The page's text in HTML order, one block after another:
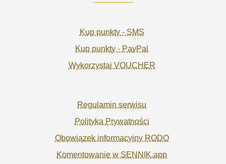
Kup punkty - SMS
Kup punkty - PayPal
Wykorzystaj VOUCHER
Regulamin serwisu
Polityka Prywatności
Obowiązek informacyjny RODO
Komentowanie w SENNIK.app